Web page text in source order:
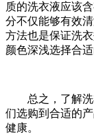
质的洗衣液应该
分不仅能够有效
方法也是保证洗
颜色深浅选择合
总之，了解洗
们选购到合适的
健康。